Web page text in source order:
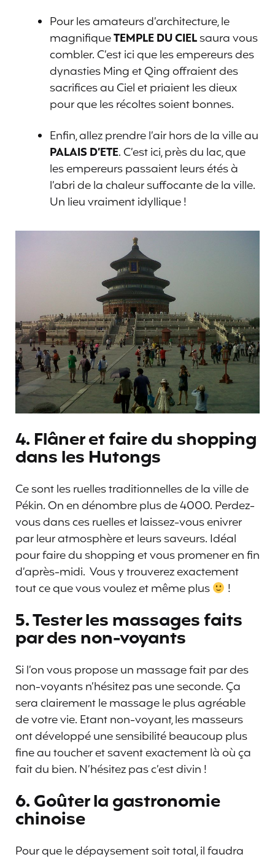
Pour les amateurs d’architecture, le
magnifiqueTEMPLE DU CIELsaura vous
combler. C’est ici que les empereurs des
dynasties Ming et Qing offraient des
sacrifices au Ciel et priaient les dieux
pour que les récoltes soient bonnes.
Enfin, allez prendre l’air hors de la ville au
PALAIS D’ETE. C’est ici, près du lac, que
les empereurs passaient leurs étés à
l’abri de la chaleur suffocante de la ville.
Un lieu vraiment idyllique !
4. Flâner et faire du shopping
dans les Hutongs
Ce sont les ruelles traditionnelles de la ville de
Pékin. On en dénombre plus de 4000. Perdez-
vous dans ces ruelles et laissez-vous enivrer
par leur atmosphère et leurs saveurs. Idéal
pour faire du shopping et vous promener en fin
d’après-midi. Vous y trouverez exactement
tout ce que vous voulez et même plus
!
5. Tester les massages faits
par des non-voyants
Si l’on vous propose un massage fait par des
non-voyants n’hésitez pas une seconde. Ça
sera clairement le massage le plus agréable
de votre vie. Etant non-voyant, les masseurs
ont développé une sensibilité beaucoup plus
fine au toucher et savent exactement là où ça
fait du bien. N’hésitez pas c’est divin !
6. Goûter la gastronomie
chinoise
Pour que le dépaysement soit total, il faudra